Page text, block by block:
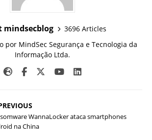
mindsecblog
3696 Articles
por MindSec Segurança e Tecnologia da
Informação Ltda.
WannaLocker ataca smartphones
na China